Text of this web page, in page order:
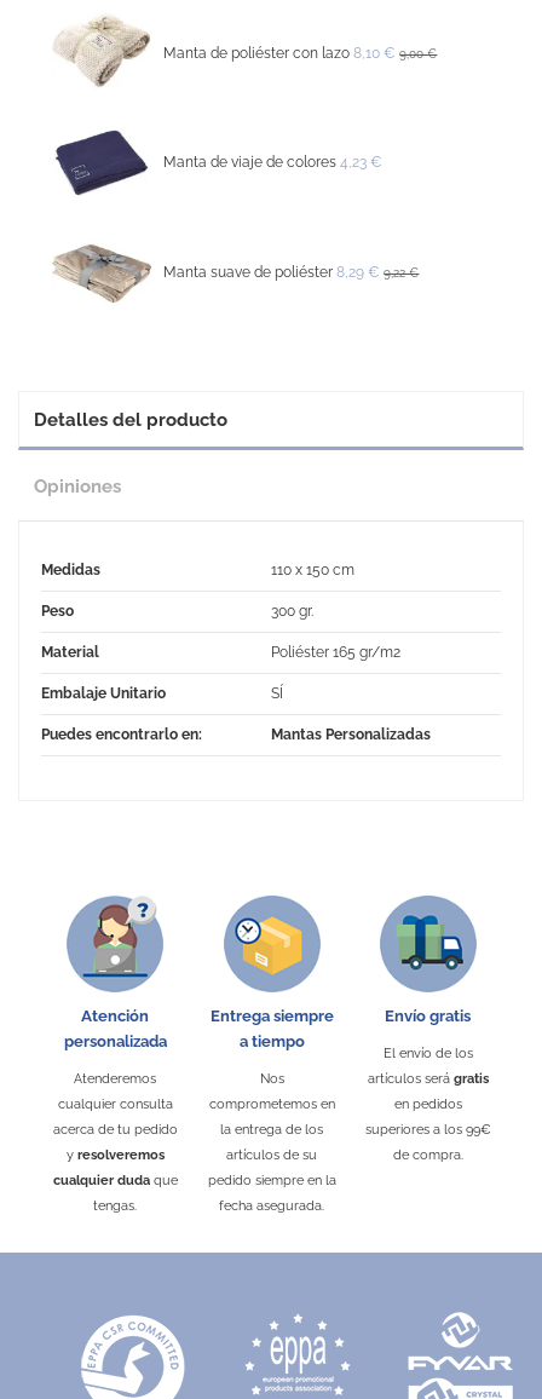
Manta de poliéster con lazo 8,10 € 9,00 €
Manta de viaje de colores 4,23 €
Manta suave de poliéster 8,29 € 9,22 €
Detalles del producto
Opiniones
Medidas 110 x 150 cm
Peso 300 gr.
Material Poliéster 165 gr/m2
Embalaje Unitario SÍ
Puedes encontrarlo en: Mantas Personalizadas
Atención
personalizada
Atenderemos
cualquier consulta
acerca de tu pedido
y resolveremos
cualquier dudaque
tengas.
Entrega siempre
a tiempo
Nos
comprometemos en
la entrega de los
artículos de su
pedido siempre en la
fecha asegurada.
Envío gratis
El envío de los
artículos será gratis
en pedidos
superiores a los 99€
de compra.